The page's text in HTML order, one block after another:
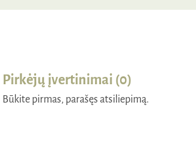
Pirkėjų įvertinimai (0)
Būkite pirmas, parašęs atsiliepimą.